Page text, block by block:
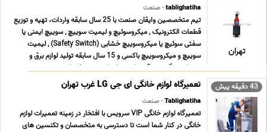
تهران
tablighatiha- صنعت
تیم متخصصین وایقان صنعت با 25 سال سابقه واردات، تهیه و توزیع
قطعات الکترونیک , میکروسوئیچ و لیمیت سوییچ , سوییچ ایمنی یا
سفتی سوئیچ یا میکروسوییچ خشابی (Safety Switch) , لیمیت
سوییچ و میکروسوییچ باکسی و 15 سال سابقه تولید لوازم برق و
روشنایی ، گرد هم آمده است تا جامع ترین خدمات ت ... ...
43 دقیقه پیش تعمیرگاه لوازم خانگی ای جی LG غرب تهران
Tablighatiha- صنعت
تعمیرگاه لوازم خانگی VIP سرویس با افتخار در زمینه تعمیرات لوازم
خانگی در کنار شما است تا دسترسی به متخصصان و تکنسین های